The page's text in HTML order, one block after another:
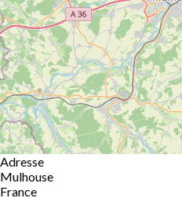
Adresse
Mulhouse
France